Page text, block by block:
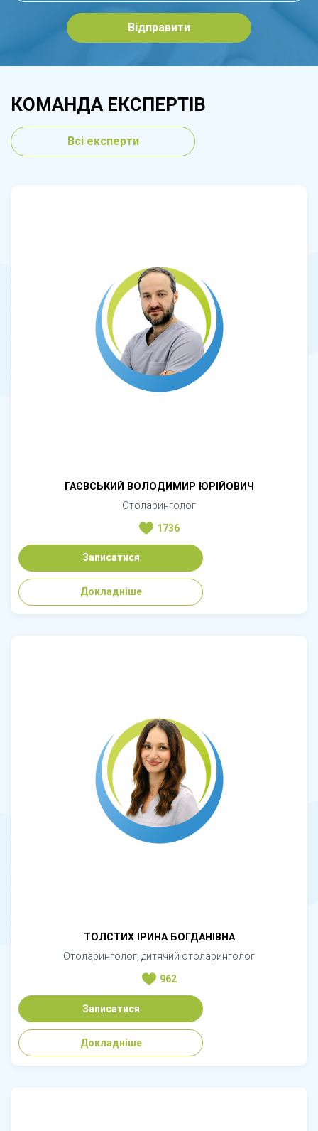
Відправити
КОМАНДА ЕКСПЕРТІВ
Всі експерти
ГАЄВСЬКИЙ ВОЛОДИМИР ЮРІЙОВИЧ
Отоларинголог
1736
Записатися
Докладніше
ТОЛСТИХ ІРИНА БОГДАНІВНА
Отоларинголог, дитячий отоларинголог
962
Записатися
Докладніше